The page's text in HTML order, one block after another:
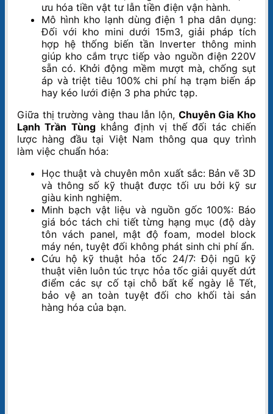
ưu hóa tiền vật tư lẫn tiền điện vận hành.
Mô hình kho lạnh dùng điện 1 pha dân dụng:
Đối với kho mini dưới 15m3, giải pháp tích
hợp hệ thống biến tần Inverter thông minh
giúp kho cắm trực tiếp vào nguồn điện 220V
sẵn có. Khởi động mềm mượt mà, chống sụt
áp và triệt tiêu 100% chi phí hạ trạm biến áp
hay kéo lưới điện 3 pha phức tạp.
Giữa thị trường vàng thau lẫn lộn, Chuyên Gia Kho
Lạnh Trần Tùngkhẳng định vị thế đối tác chiến
lược hàng đầu tại Việt Nam thông qua quy trình
làm việc chuẩn hóa:
Học thuật và chuyên môn xuất sắc: Bản vẽ 3D
và thông số kỹ thuật được tối ưu bởi kỹ sư
giàu kinh nghiệm.
Minh bạch vật liệu và nguồn gốc 100%: Báo
giá bóc tách chi tiết từng hạng mục (độ dày
tôn vách panel, mật độ foam, model block
máy nén, tuyệt đối không phát sinh chi phí ẩn.
Cứu hộ kỹ thuật hỏa tốc 24/7: Đội ngũ kỹ
thuật viên luôn túc trực hỏa tốc giải quyết dứt
điểm các sự cố tại chỗ bất kể ngày lễ Tết,
bảo vệ an toàn tuyệt đối cho khối tài sản
hàng hóa của bạn.